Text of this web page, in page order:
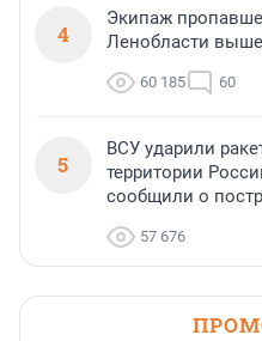
4
Экипаж
Ленобласти
60 185 60
5
ВСУ ударили
территории
сообщили о
57 676